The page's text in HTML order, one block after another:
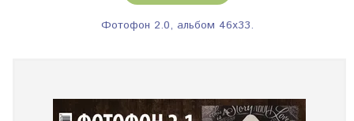
Фотофон 2.0, альбом 46х33.